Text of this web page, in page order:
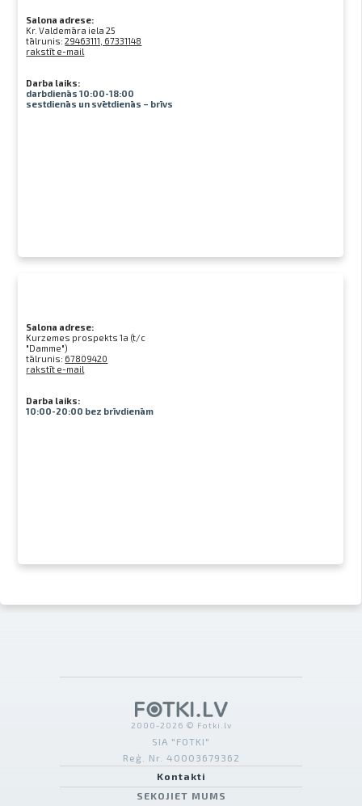
Salona adrese:
Kr. Valdemāra iela 25
tālrunis:29463111, 67331148
rakstīt e-mail
Darba laiks:
darbdienās 10:00-18:00
sestdienās un svētdienās – brīvs
Salona adrese:
Kurzemes prospekts 1a (t/c
"Damme")
tālrunis: 67809420
rakstīt e-mail
Darba laiks:
10:00-20:00 bez brīvdienām
2000-2026 © Fotki.lv
SIA "FOTKI"
Reģ. Nr. 40003679362
Kontakti
SEKOJIET MUMS